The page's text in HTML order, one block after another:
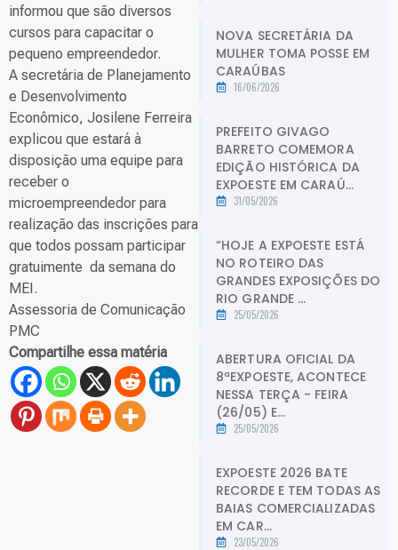
informou que são diversos
cursos para capacitar o
pequeno empreendedor.
A secretária de Planejamento
e Desenvolvimento
Econômico, Josilene Ferreira
explicou que estará à
disposição uma equipe para
receber o
microempreendedor para
realização das inscrições para
que todos possam participar
gratuimente da semana do
MEI.
Assessoria de Comunicação
PMC
Compartilhe essa matéria
NOVA SECRETÁRIA DA
MULHER TOMA POSSE EM
CARAÚBAS
16/06/2026
PREFEITO GIVAGO
BARRETO COMEMORA
EDIÇÃO HISTÓRICA DA
EXPOESTE EM CARAÚ...
31/05/2026
“HOJE A EXPOESTE ESTÁ
NO ROTEIRO DAS
GRANDES EXPOSIÇÕES DO
RIO GRANDE ...
25/05/2026
ABERTURA OFICIAL DA
8ªEXPOESTE, ACONTECE
NESSA TERÇA - FEIRA
(26/05) E...
25/05/2026
EXPOESTE 2026 BATE
RECORDE E TEM TODAS AS
BAIAS COMERCIALIZADAS
EM CAR...
23/05/2026